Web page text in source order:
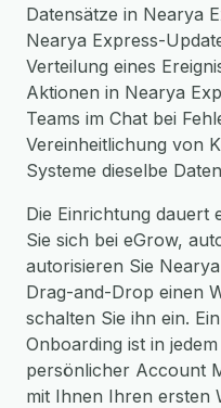
Datensätze in Nearya
Nearya Express-
Verteilung eines
Aktionen in Nearya
Teams im Chat bei
Vereinheitlichung von
Systeme dieselbe
Die Einrichtung dauert
Sie sich bei eGrow,
autorisieren Sie
Drag-and-Drop einen
schalten Sie ihn ein.
Onboarding ist in
persönlicher Account
mit Ihnen Ihren ersten